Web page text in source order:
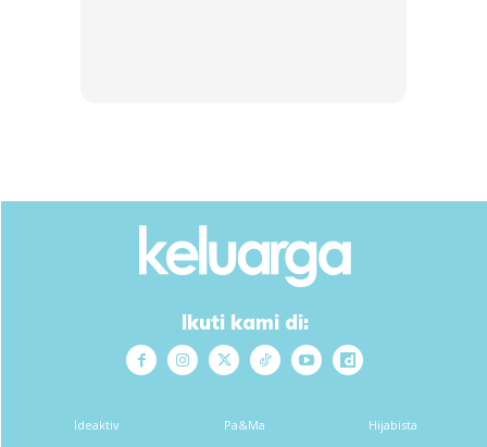
berbanding rumah yang perlukan masa yang lebih lama.
Itupun jika dah ada pembeli.
Ikuti kami di:
Ideaktiv Pa&Ma Hijabista